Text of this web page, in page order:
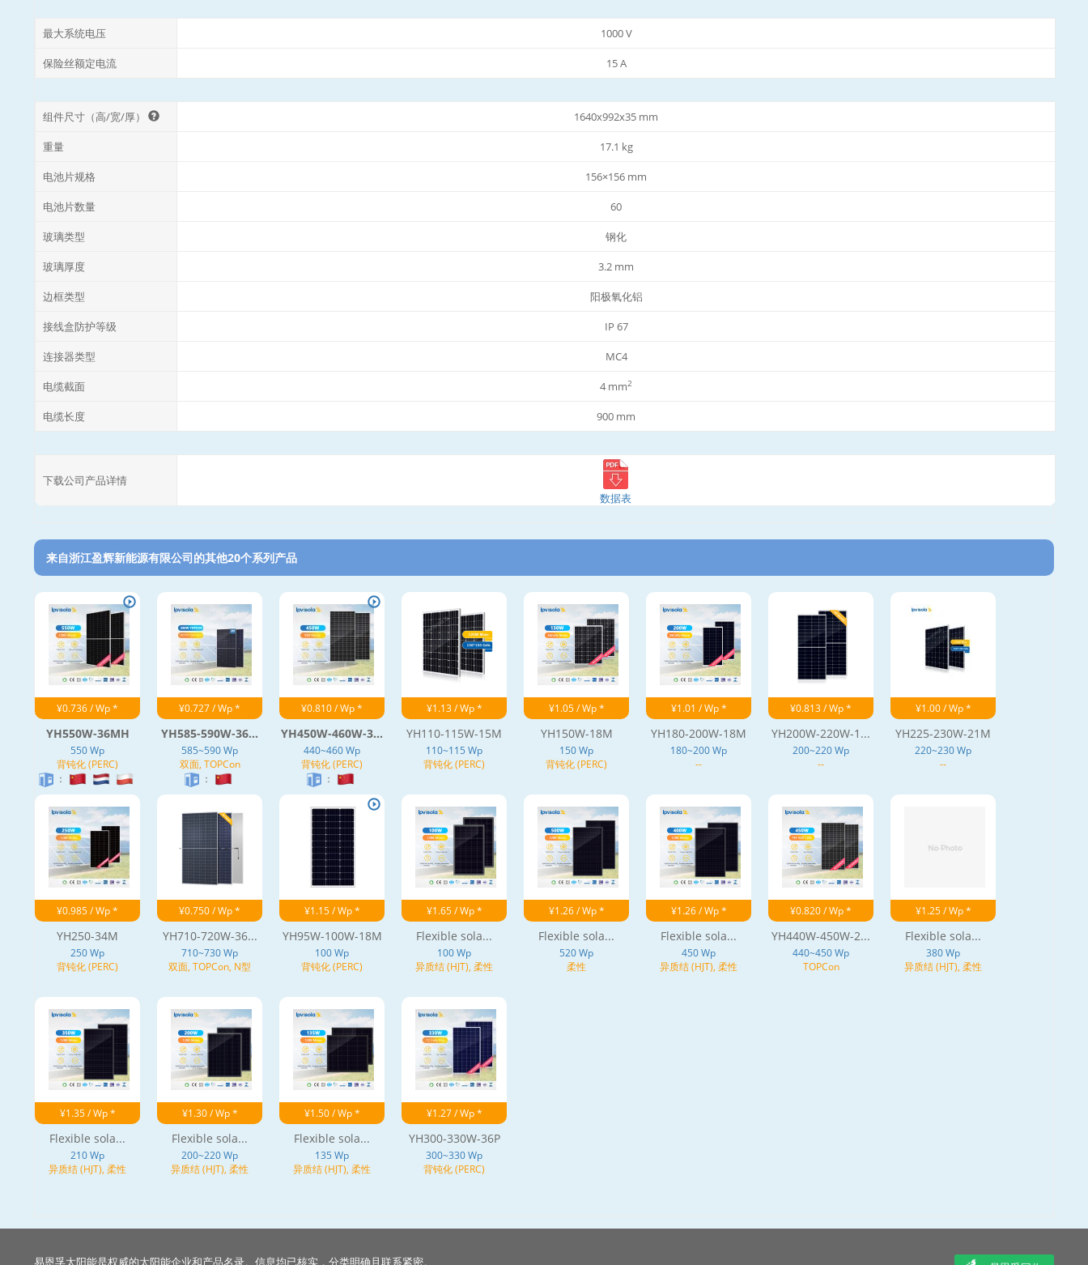
最大系统电压 1000 V
保险丝额定电流 15 A
组件尺寸（高/宽/厚） 1640x992x35 mm
重量 17.1 kg
电池片规格 156×156 mm
电池片数量 60
玻璃类型 钢化
玻璃厚度 3.2 mm
边框类型 阳极氧化铝
接线盒防护等级 IP 67
连接器类型 MC4
电缆截面 4 mm2
电缆长度 900 mm
下载公司产品详情
数据表
来自浙江盈辉新能源有限公司的其他20个系列产品‎
¥0.736 / Wp *
YH550W-36MH
550 Wp
背钝化 (PERC)
：
¥0.727 / Wp *
YH585-590W-36...
585~590 Wp
双面, TOPCon
：
¥0.810 / Wp *
YH450W-460W-3...
440~460 Wp
背钝化 (PERC)
：
¥1.13 / Wp *
YH110-115W-15M
110~115 Wp
背钝化 (PERC)
¥1.05 / Wp *
YH150W-18M
150 Wp
背钝化 (PERC)
¥1.01 / Wp *
YH180-200W-18M
180~200 Wp
--
¥0.813 / Wp *
YH200W-220W-1...
200~220 Wp
--
¥1.00 / Wp *
YH225-230W-21M
220~230 Wp
--
¥0.985 / Wp *
YH250-34M
250 Wp
背钝化 (PERC)
¥0.750 / Wp *
YH710-720W-36...
710~730 Wp
双面, TOPCon, N型
¥1.15 / Wp *
YH95W-100W-18M
100 Wp
背钝化 (PERC)
¥1.65 / Wp *
Flexible sola...
100 Wp
异质结 (HJT), 柔性
¥1.26 / Wp *
Flexible sola...
520 Wp
柔性
¥1.26 / Wp *
Flexible sola...
450 Wp
异质结 (HJT), 柔性
¥0.820 / Wp *
YH440W-450W-2...
440~450 Wp
TOPCon
¥1.25 / Wp *
Flexible sola...
380 Wp
异质结 (HJT), 柔性
¥1.35 / Wp *
Flexible sola...
210 Wp
异质结 (HJT), 柔性
¥1.30 / Wp *
Flexible sola...
200~220 Wp
异质结 (HJT), 柔性
¥1.50 / Wp *
Flexible sola...
135 Wp
异质结 (HJT), 柔性
¥1.27 / Wp *
YH300-330W-36P
300~330 Wp
背钝化 (PERC)